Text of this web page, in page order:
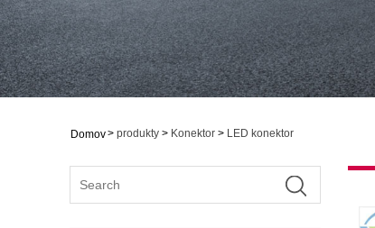
Domov> produkty > Konektor > LED konektor